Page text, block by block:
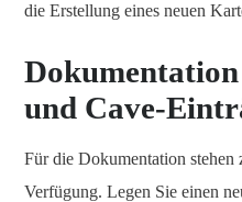
die Erstellung eines neuen
und Cave-
Für die Dokumentation
Verfügung. Legen Sie einen